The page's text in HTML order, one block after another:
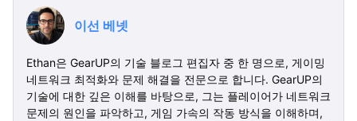
이선 베넷
Ethan은 GearUP의 기술 블로그 편집자 중 한 명으로, 게이밍
네트워크 최적화와 문제 해결을 전문으로 합니다. GearUP의
기술에 대한 깊은 이해를 바탕으로, 그는 플레이어가 네트워크
문제의 원인을 파악하고, 게임 가속의 작동 방식을 이해하며,